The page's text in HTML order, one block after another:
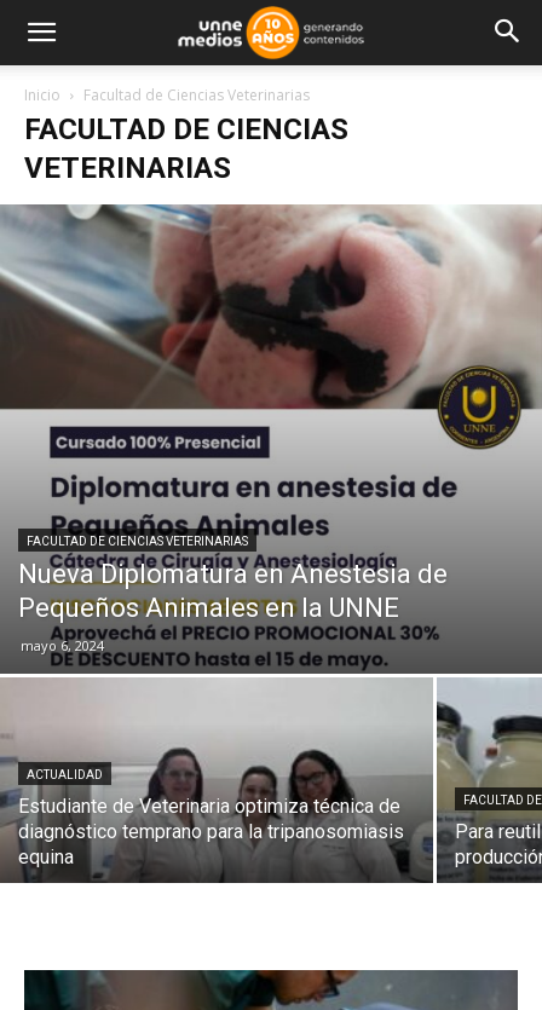
Inicio Facultad de Ciencias Veterinarias
FACULTAD DE CIENCIAS
VETERINARIAS
FACULTAD DE CIENCIAS VETERINARIAS
Nueva Diplomatura en Anestesia de
Pequeños Animales en la UNNE
mayo 6, 2024
ACTUALIDAD
Estudiante de Veterinaria optimiza técnica de
diagnóstico temprano para la tripanosomiasis
equina
FACULTAD
Para